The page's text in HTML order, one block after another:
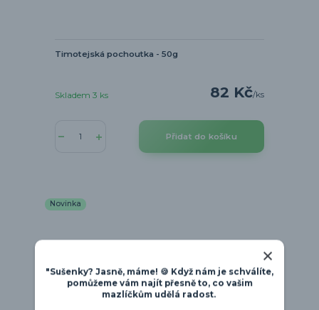
Timotejská pochoutka - 50g
82 Kč/ks
Skladem 3 ks
Přidat do košíku
Novinka
"Sušenky? Jasně, máme! 🍪 Když nám je schválíte,
pomůžeme vám najít přesně to, co vašim
mazlíčkům udělá radost.